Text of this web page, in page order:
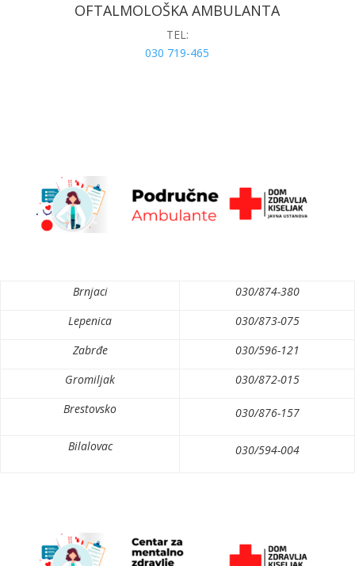
OFTALMOLOŠKA AMBULANTA
TEL:
030 719-465
Brnjaci
030/874-380
Lepenica
030/873-075
Zabrđe
030/596-121
Gromiljak
030/872-015
Brestovsko
030/876-157
Bilalovac 030/594-004